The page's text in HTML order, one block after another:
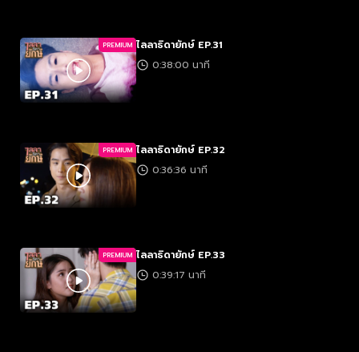
PREMIUM ไลลาธิดายักษ์ EP.31
0:38:00 นาที
PREMIUM ไลลาธิดายักษ์ EP.32
0:36:36 นาที
PREMIUM ไลลาธิดายักษ์ EP.33
0:39:17 นาที